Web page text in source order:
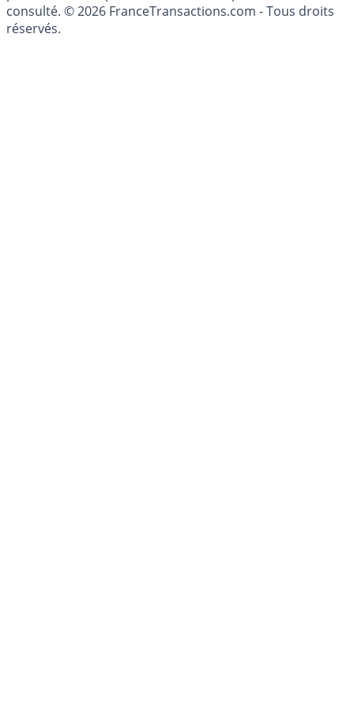
patrimoine, indépendant ou non-indépendant, doit être
consulté. © 2026 FranceTransactions.com - Tous droits